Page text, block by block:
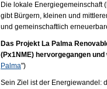
Die lokale Energiegemeinschaft
gibt Bürgern, kleinen und
und gemeinschaftlich
Das Projekt La Palma
(Px1NME) hervorgegangen
Palma")
Sein Ziel ist der Energiewandel: